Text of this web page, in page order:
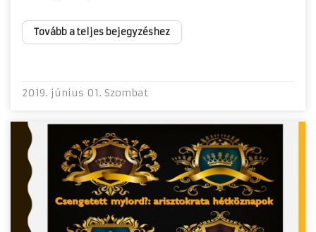
Tovább a teljes bejegyzéshez
2019. június 01. Szombat